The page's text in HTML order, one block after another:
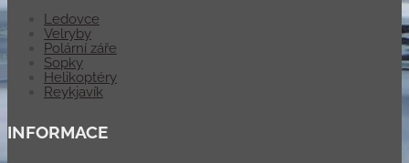
Ledovce
Velryby
Polární záře
Sopky
Helikoptéry
Reykjavík
INFORMACE